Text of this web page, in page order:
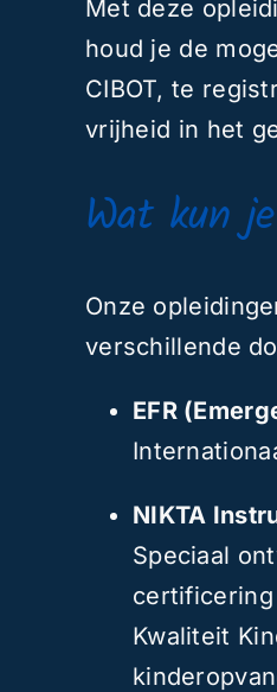
Met deze
houd je de
CIBOT, te
vrijheid in het
Wat kun
Onze
verschillende
EFR
NIKTA
Speciaal
Kwaliteit